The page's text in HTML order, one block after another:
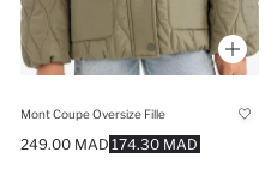
Mont Coupe Oversize Fille
174.30 MAD
249.00 MAD